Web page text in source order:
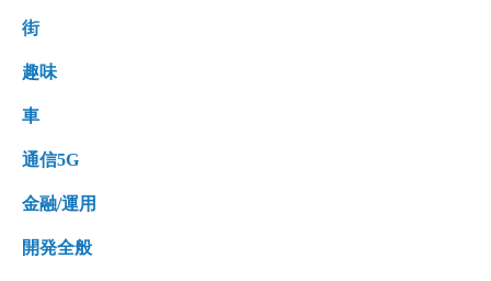
街
趣味
車
通信5G
金融/運用
開発全般